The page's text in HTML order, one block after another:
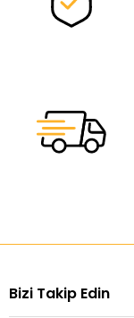
Bizi Takip Edin